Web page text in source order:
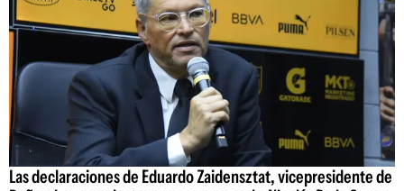
Las declaraciones de Eduardo Zaidensztat, vicepresidente de